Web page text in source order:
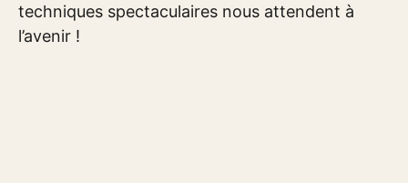
techniques spectaculaires nous attendent à
l’avenir !